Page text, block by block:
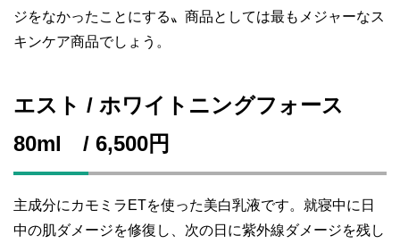
ジをなかったことにする〟商品としては最もメジャーなス
キンケア商品でしょう。
エスト / ホワイトニングフォース
80ml / 6,500円
主成分にカモミラETを使った美白乳液です。就寝中に日
中の肌ダメージを修復し、次の日に紫外線ダメージを残し